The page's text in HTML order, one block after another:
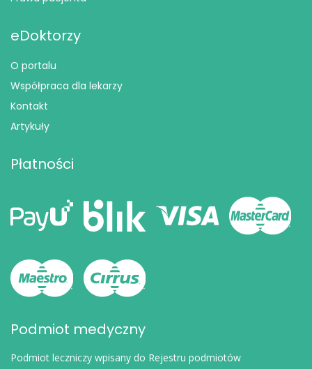
eDoktorzy
O portalu
Współpraca dla lekarzy
Kontakt
Artykuły
Płatności
Podmiot medyczny
Podmiot leczniczy wpisany do Rejestru podmiotów